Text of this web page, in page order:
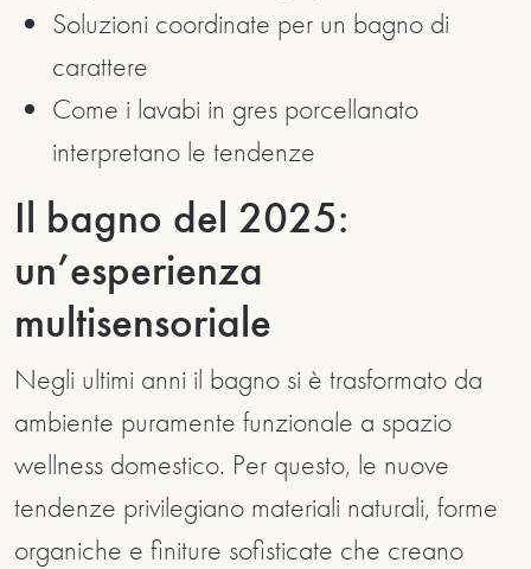
Soluzioni coordinate per un bagno di
carattere
Come i lavabi in gres porcellanato
interpretano le tendenze
Il bagno del 2025:
un’esperienza
multisensoriale
Negli ultimi anni il bagno si è trasformato da
ambiente puramente funzionale a spazio
wellness domestico. Per questo, le nuove
tendenze privilegiano materiali naturali, forme
organiche e finiture sofisticate che creano